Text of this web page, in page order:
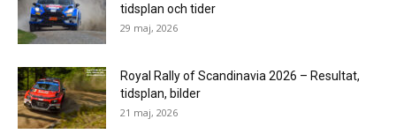
tidsplan och tider
29 maj, 2026
Royal Rally of Scandinavia 2026 – Resultat,
tidsplan, bilder
21 maj, 2026